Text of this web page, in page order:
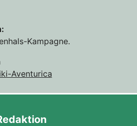
Kampagne.
Aventurica